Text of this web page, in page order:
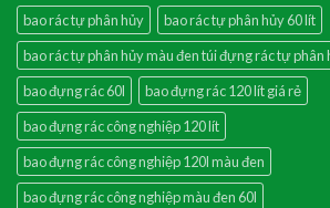
bao rác tự phân hủy
bao rác tự phân hủy 60 lít
bao rác tự phân hủy màu đen túi đựng rác tự phân
bao đựng rác 60l
bao đựng rác 120 lít giá rẻ
bao đựng rác công nghiệp 120 lít
bao đựng rác công nghiệp 120l màu đen
bao đựng rác công nghiệp màu đen 60l